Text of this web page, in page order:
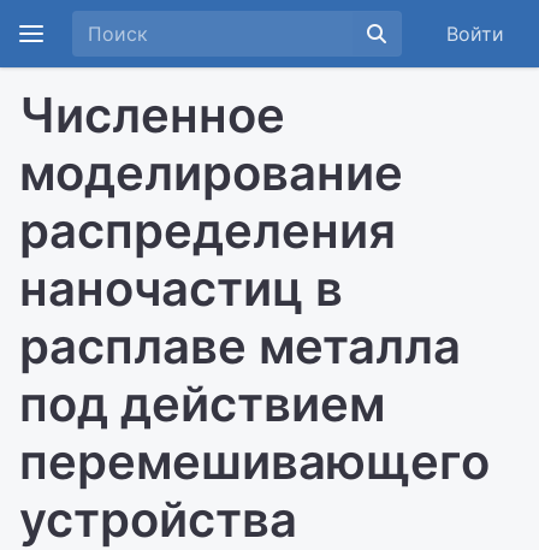
Войти
Численное
моделирование
распределения
наночастиц в
расплаве металла
под действием
перемешивающего
устройства